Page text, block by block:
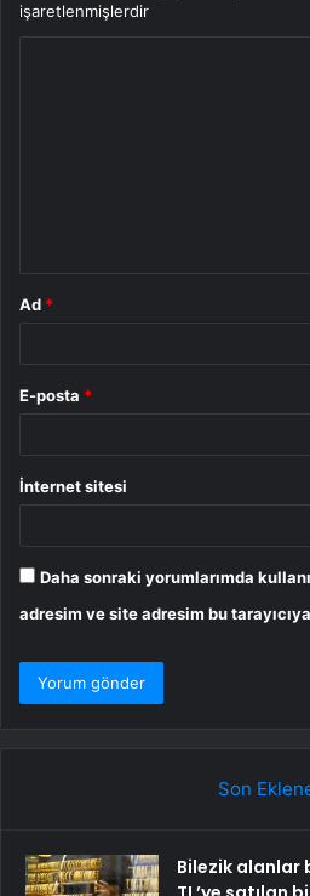
işaretlenmişlerdir
Ad *
E-posta *
İnternet sitesi
Daha sonraki yorumlarımda
adresim ve site adresim bu
Son
Bilezik alanlar